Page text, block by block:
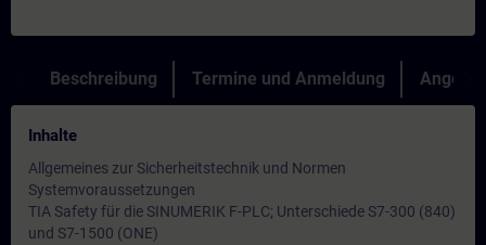
Beschreibung Termine und Anmeldung Angebot
Inhalte
Allgemeines zur Sicherheitstechnik und Normen
Systemvoraussetzungen
TIA Safety für die SINUMERIK F-PLC; Unterschiede S7-300 (840)
und S7-1500 (ONE)